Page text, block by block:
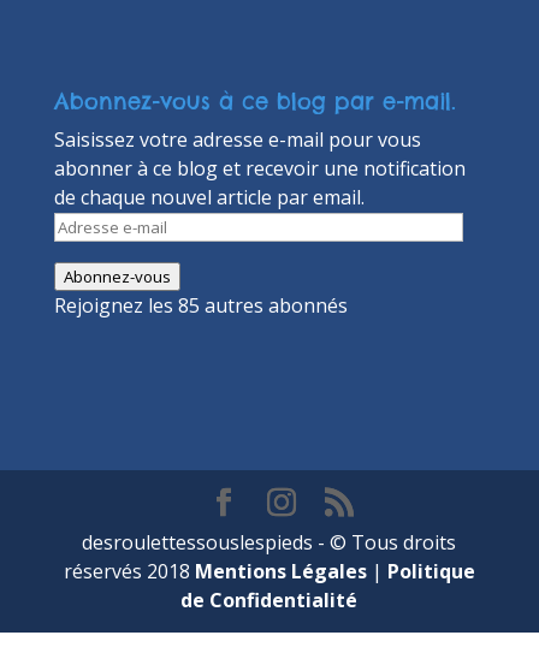
Abonnez-vous à ce blog par e-mail.
Saisissez votre adresse e-mail pour vous
abonner à ce blog et recevoir une notification
de chaque nouvel article par email.
Adresse
mail
Abonnez-vous
Rejoignez les 85 autres abonnés
desroulettessouslespieds - © Tous droits
réservés 2018 Mentions Légales| Politique
de Confidentialité